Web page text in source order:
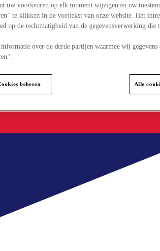
uw voorkeuren op elk moment wijzigen en uw
te klikken in de voettekst van onze website. Het
op de rechtmatigheid van de gegevensverwerking die
over de derde partijen waarmee wij
beheren Alle